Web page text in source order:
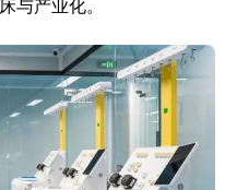
与产业化。